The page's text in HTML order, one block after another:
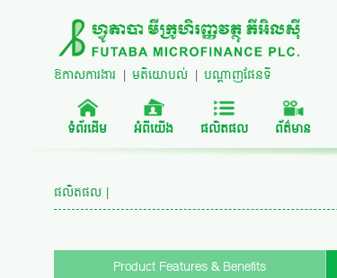
ឱកាសការងារ | មតិយោបល់ | បណ្តាញផែនទី
ទំព័រដើម អំពីយើង ផលិតផល ព័ត៌មាន
ផលិតផល |
Product Features & Benefits